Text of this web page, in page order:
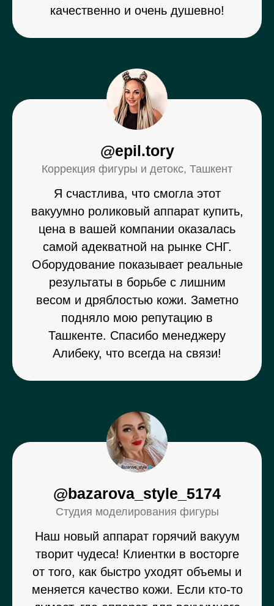
качественно и очень душевно!
@epil.tory
Коррекция фигуры и детокс, Ташкент
Я счастлива, что смогла этот
вакуумно роликовый аппарат купить,
цена в вашей компании оказалась
самой адекватной на рынке СНГ.
Оборудование показывает реальные
результаты в борьбе с лишним
весом и дряблостью кожи. Заметно
подняло мою репутацию в
Ташкенте. Спасибо менеджеру
Алибеку, что всегда на связи!
@bazarova_style_5174
Студия моделирования фигуры
Наш новый аппарат горячий вакуум
творит чудеса! Клиентки в восторге
от того, как быстро уходят объемы и
меняется качество кожи. Если кто-то